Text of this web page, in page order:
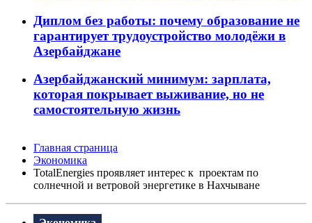
Диплом без работы: почему образование не
гарантирует трудоустройство молодёжи в
Азербайджане
Азербайджанский минимум: зарплата,
которая покрывает выживание, но не
самостоятельную жизнь
Главная страница
Экономика
TotalEnergies проявляет интерес к проектам по
солнечной и ветровой энергетике в Нахчыване